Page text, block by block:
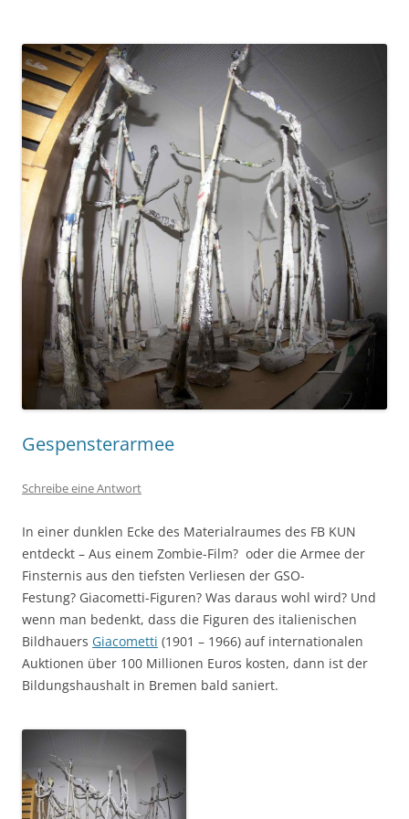
Gespensterarmee
Schreibe eine Antwort
In einer dunklen Ecke des Materialraumes des FB KUN
entdeckt – Aus einem Zombie-Film? oder die Armee der
Finsternis aus den tiefsten Verliesen der GSO-
Festung? Giacometti-Figuren? Was daraus wohl wird? Und
wenn man bedenkt, dass die Figuren des italienischen
Bildhauers Giacometti (1901 – 1966) auf internationalen
Auktionen über 100 Millionen Euros kosten, dann ist der
Bildungshaushalt in Bremen bald saniert.